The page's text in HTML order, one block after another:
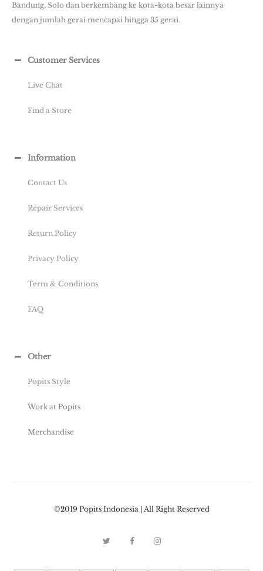
Bandung, Solo dan berkembang ke kota-kota besar lainnya
dengan jumlah gerai mencapai hingga 35 gerai.
Customer Services
Live Chat
Find a Store
Information
Contact Us
Repair Services
Return Policy
Privacy Policy
Term & Conditions
FAQ
Other
Popits Style
Work at Popits
Merchandise
©2019 Popits Indonesia | All Right Reserved
F
I